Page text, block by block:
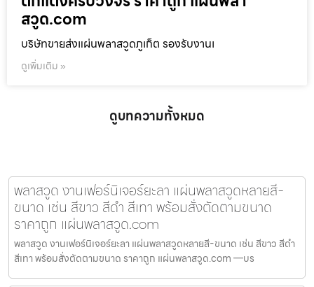
สวูด.com
บริษัทขายส่งแผ่นพลาสวูดภูเก็ต รองรับงานเ
ดูเพิ่มเติม »
ดูบทความทั้งหมด
พลาสวูด งานเฟอร์นิเจอร์ยะลา แผ่นพลาสวูดหลายสี-
ขนาด เช่น สีขาว สีดำ สีเทา พร้อมสั่งตัดตามขนาด
ราคาถูก แผ่นพลาสวูด.com
พลาสวูด งานเฟอร์นิเจอร์ยะลา แผ่นพลาสวูดหลายสี-ขนาด เช่น สีขาว สีดำ
สีเทา พร้อมสั่งตัดตามขนาด ราคาถูก แผ่นพลาสวูด.com —บร